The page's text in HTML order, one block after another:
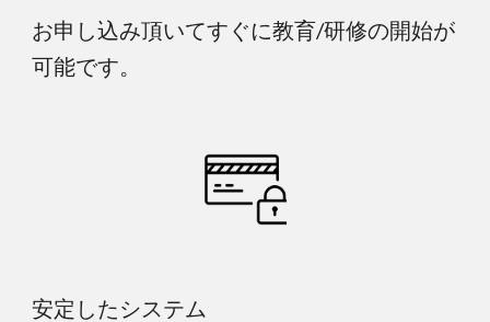
お申し込み頂いてすぐに教育/研修の開始が
可能です。
安定したシステム